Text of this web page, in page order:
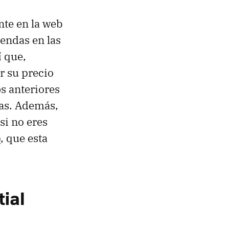
en la web
en las
que,
su precio
anteriores
Además,
no eres
, que esta